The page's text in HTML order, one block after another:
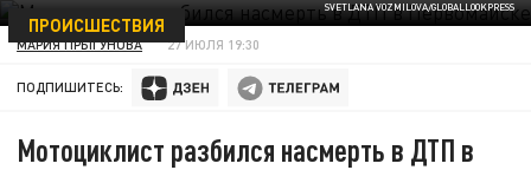
SVETLANA VOZMILOVA/GLOBALLOOKPRESS
ПРОИСШЕСТВИЯ
МАРИЯ ПРЫГУНОВА 27 ИЮЛЯ 19:30
ПОДПИШИТЕСЬ:
Мотоциклист разбился насмерть в ДТП в